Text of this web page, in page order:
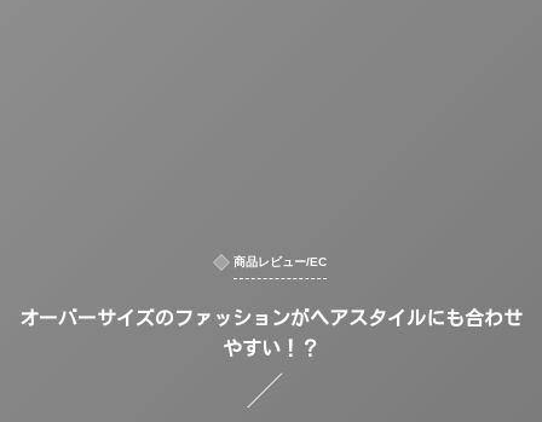
商品レビュー/EC
オーバーサイズのファッションがヘアスタイルにも合わせ
やすい！？